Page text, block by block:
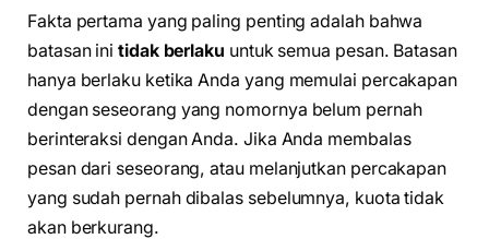
Fakta pertama yang paling penting adalah bahwa
batasan initidak berlaku untuk semua pesan. Batasan
hanya berlaku ketika Anda yang memulai percakapan
dengan seseorang yang nomornya belum pernah
berinteraksi dengan Anda. Jika Anda membalas
pesan dari seseorang, atau melanjutkan percakapan
yang sudah pernah dibalas sebelumnya, kuota tidak
akan berkurang.